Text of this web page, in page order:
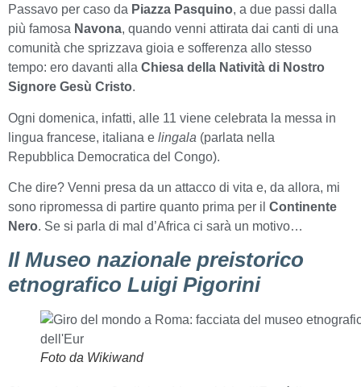
Passavo per caso da Piazza Pasquino, a due passi dalla
più famosa Navona, quando venni attirata dai canti di una
comunità che sprizzava gioia e sofferenza allo stesso
tempo: ero davanti alla Chiesa della Natività di Nostro
Signore Gesù Cristo.
Ogni domenica, infatti, alle 11 viene celebrata la messa in
lingua francese, italiana e lingala (parlata nella
Repubblica Democratica del Congo).
Che dire? Venni presa da un attacco di vita e, da allora, mi
sono ripromessa di partire quanto prima per il Continente
Nero. Se si parla di mal d’Africa ci sarà un motivo…
Il Museo nazionale preistorico
etnografico Luigi Pigorini
Foto da Wikiwand